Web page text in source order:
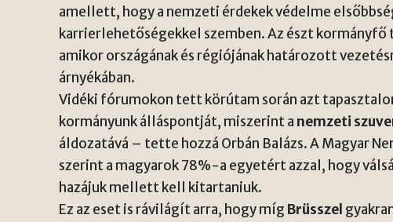
amellett, hogy a nemzeti érdekek védelme
karrierlehetőségekkel szemben. Az észt kormányfő
amikor országának és régiójának határozott
árnyékában.
Vidéki fórumokon tett körútam során azt
kormányunk álláspontját, miszerint a nemzeti
áldozatává – tette hozzá Orbán Balázs. A Magyar
szerint a magyarok 78%-a egyetért azzal, hogy
hazájuk mellett kell kitartaniuk.
Ez az eset is rávilágít arra, hogy míg Brüsszel